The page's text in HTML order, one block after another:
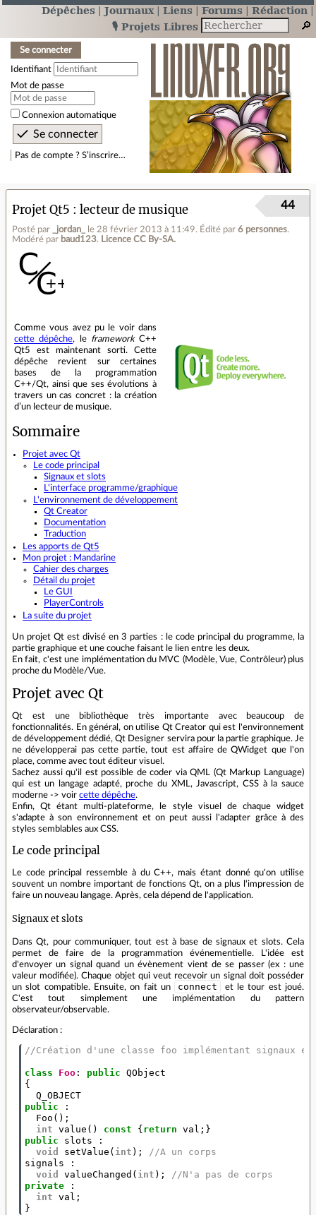
Dépêches Journaux Liens Forums
Rédaction
🎙️ Projets Libres
Se connecter
Identifiant
Mot de passe
Connexion automatique
Pas de compte ? S’inscrire…
Projet Qt5 : lecteur de musique
Posté par _jordan_ le 28 février 2013 à 11:49. Édité par 6 personnes.
Modéré par baud123. Licence CC By‑SA.
44
Comme vous avez pu le voir dans
cette dépêche, le frameworkC++
Qt5 est maintenant sorti. Cette
dépêche revient sur certaines
bases de la programmation
C++/Qt, ainsi que ses évolutions à
travers un cas concret : la création
d’un lecteur de musique.
Sommaire
Projet avec Qt
Le code principal
Signaux et slots
L'interface programme/graphique
L'environnement de développement
Qt Creator
Documentation
Traduction
Les apports de Qt5
Mon projet : Mandarine
Cahier des charges
Détail du projet
Le GUI
PlayerControls
La suite du projet
Un projet Qt est divisé en 3 parties : le code principal du programme, la
partie graphique et une couche faisant le lien entre les deux.
En fait, c'est une implémentation du MVC (Modèle, Vue, Contrôleur) plus
proche du Modèle/Vue.
Projet avec Qt
Qt est une bibliothèque très importante avec beaucoup de
fonctionnalités. En général, on utilise Qt Creator qui est l'environnement
de développement dédié, Qt Designer servira pour la partie graphique. Je
ne développerai pas cette partie, tout est affaire de QWidget que l'on
place, comme avec tout éditeur visuel.
Sachez aussi qu'il est possible de coder via QML (Qt Markup Language)
qui est un langage adapté, proche du XML, Javascript, CSS à la sauce
moderne -> voir cette dépêche.
Enfin, Qt étant multi-plateforme, le style visuel de chaque widget
s'adapte à son environnement et on peut aussi l'adapter grâce à des
styles semblables aux CSS.
Le code principal
Le code principal ressemble à du C++, mais étant donné qu'on utilise
souvent un nombre important de fonctions Qt, on a plus l'impression de
faire un nouveau langage. Après, cela dépend de l'application.
Signaux et slots
Dans Qt, pour communiquer, tout est à base de signaux et slots. Cela
permet de faire de la programmation événementielle. L'idée est
d'envoyer un signal quand un évènement vient de se passer (ex : une
valeur modifiée). Chaque objet qui veut recevoir un signal doit posséder
un slot compatible. Ensuite, on fait un
connect
et le tour est joué.
C'est tout simplement une implémentation du pattern
observateur/observable.
Déclaration :
//Création d'une classe foo implémentant signaux
class Foo : public QObject
{
Q_OBJECT
public
:
Foo ();
int value () const { return val ;}
public
slots
:
void
setValue ( int );
//A un corps
signals
:
void
valueChanged ( int );
//N'a pas de corps
private
:
int val ;
}